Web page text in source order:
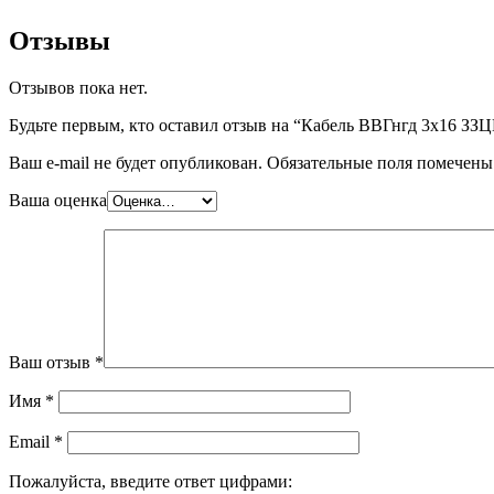
Отзывы
Отзывов пока нет.
Будьте первым, кто оставил отзыв на “Кабель ВВГнгд 3х16
Ваш e-mail не будет опубликован. Обязательные поля помечены
Ваша оценка
Ваш отзыв *
Имя *
Email *
Пожалуйста, введите ответ цифрами: